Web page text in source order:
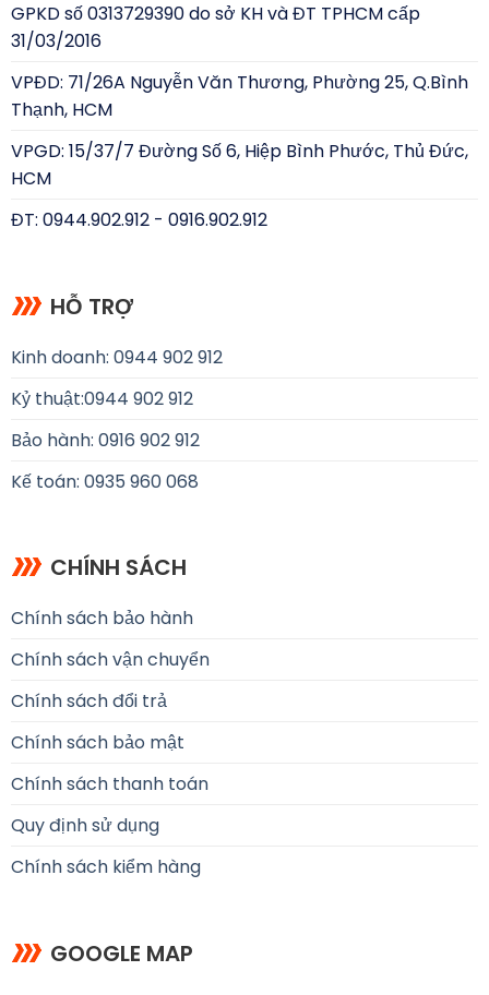
GPKD số 0313729390 do sở KH và ĐT TPHCM cấp
31/03/2016
VPĐD: 71/26A Nguyễn Văn Thương, Phường 25, Q.Bình
Thạnh, HCM
VPGD: 15/37/7 Đường Số 6, Hiệp Bình Phước, Thủ Đức,
HCM
ĐT: 0944.902.912 - 0916.902.912
HỖ TRỢ
Kinh doanh: 0944 902 912
Kỷ thuật:0944 902 912
Bảo hành: 0916 902 912
Kế toán: 0935 960 068
CHÍNH SÁCH
Chính sách bảo hành
Chính sách vận chuyển
Chính sách đổi trả
Chính sách bảo mật
Chính sách thanh toán
Quy định sử dụng
Chính sách kiểm hàng
GOOGLE MAP